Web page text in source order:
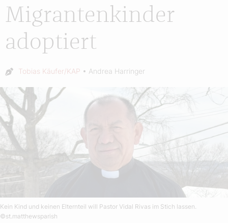
Migrantenkinder
adoptiert
Autor:
Tobias Käufer/KAP Andrea Harringer
Kein Kind und keinen Elternteil will Pastor Vidal Rivas im Stich lassen.
©st.matthewsparish